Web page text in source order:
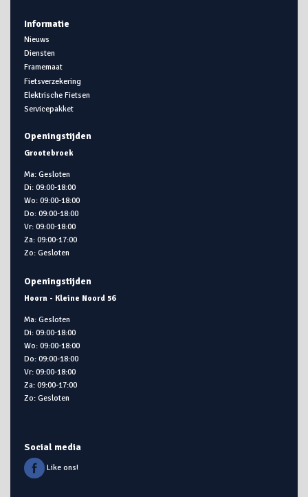
Informatie
Nieuws
Diensten
Framemaat
Fietsverzekering
Elektrische Fietsen
Servicepakket
Openingstijden
Grootebroek
Ma: Gesloten
Di: 09:00-18:00
Wo: 09:00-18:00
Do: 09:00-18:00
Vr: 09:00-18:00
Za: 09:00-17:00
Zo: Gesloten
Openingstijden
Hoorn - Kleine Noord 56
Ma: Gesloten
Di: 09:00-18:00
Wo: 09:00-18:00
Do: 09:00-18:00
Vr: 09:00-18:00
Za: 09:00-17:00
Zo: Gesloten
Social media
Like ons!